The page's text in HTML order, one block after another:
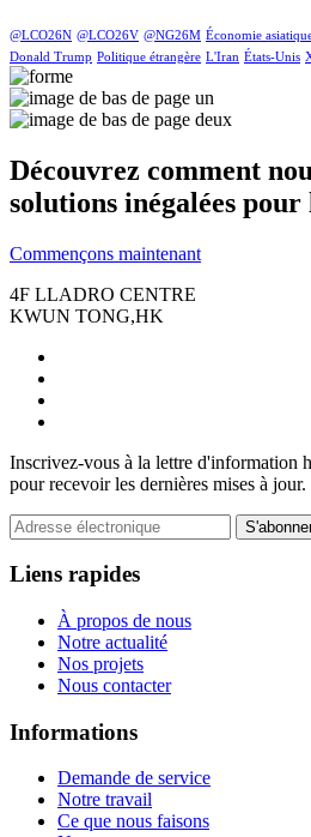
@LCO26N @LCO26V @NG26M Économie
Donald Trump Politique étrangère L'Iran États-Unis
Découvrez comment
solutions inégalées pour
Commençons maintenant
4F LLADRO CENTRE
KWUN TONG,HK
Inscrivez-vous à la lettre d'information
pour recevoir les dernières mises à jour.
Liens rapides
À propos de nous
Notre actualité
Nos projets
Nous contacter
Informations
Demande de service
Notre travail
Ce que nous faisons